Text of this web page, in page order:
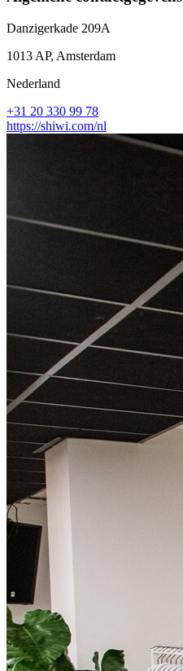
Danzigerkade 209A
1013 AP, Amsterdam
Nederland
+31 20 330 99 78
https://shiwi.com/nl